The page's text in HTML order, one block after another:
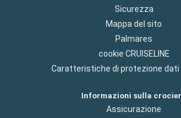
Sicurezza
Mappa del sito
Palmares
cookie CRUISELINE
Caratteristiche di protezione dati
Informazioni sulla
Assicurazione